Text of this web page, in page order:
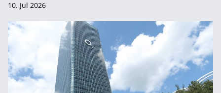
10. Jul 2026